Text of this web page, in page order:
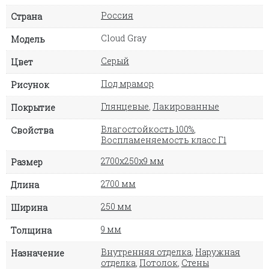
Страна Россия
Модель Cloud Gray
Цвет Серый
Рисунок Под мрамор
Покрытие Глянцевые Лакированные
Свойства Влагостойкость 100%
Воспламеняемость класс Г1
Размер
2700х250х9 мм
Длина 2700 мм
Ширина 250 мм
Толщина 9 мм
Назначение Внутренняя отделка Наружная
отделка Потолок Стены